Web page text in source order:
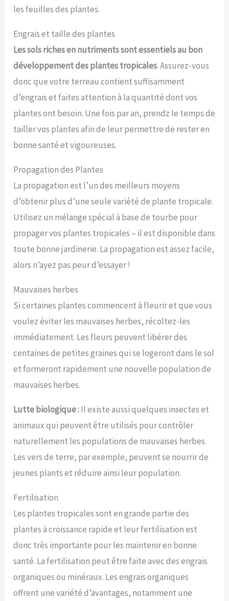
les feuilles des plantes.
Engrais et taille des plantes
Les sols riches en nutriments sont essentiels au bon
développement des plantes tropicales. Assurez-vous
donc que votre terreau contient suffisamment
d’engrais et faites attention à la quantité dont vos
plantes ont besoin. Une fois par an, prendz le temps de
tailler vos plantes afin de leur permettre de rester en
bonne santé et vigoureuses.
Propagation des Plantes
La propagation est l’un des meilleurs moyens
d’obtenir plus d’une seule variété de plante tropicale.
Utilisez un mélange spécial à base de tourbe pour
propager vos plantes tropicales – il est disponible dans
toute bonne jardinerie. La propagation est assez facile,
alors n’ayez pas peur d’essayer !
Mauvaises herbes
Si certaines plantes commencent à fleurir et que vous
voulez éviter les mauvaises herbes, récoltez-les
immédiatement. Les fleurs peuvent libérer des
centaines de petites graines qui se logeront dans le sol
et formeront rapidement une nouvelle population de
mauvaises herbes.
Lutte biologique :Il existe aussi quelques insectes et
animaux qui peuvent être utilisés pour contrôler
naturellement les populations de mauvaises herbes.
Les vers de terre, par exemple, peuvent se nourrir de
jeunes plants et réduire ainsi leur population.
Fertilisation
Les plantes tropicales sont en grande partie des
plantes à croissance rapide et leur fertilisation est
donc très importante pour les maintenir en bonne
santé. La fertilisation peut être faite avec des engrais
organiques ou minéraux. Les engrais organiques
offrent une variété d’avantages, notamment une